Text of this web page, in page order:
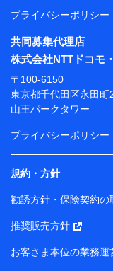
携会社の保険そ
維持管理等の委
関連する当社ま
ルグループおよ
ため
（各サービスで
トの閲覧履歴、
ータを分析して
サービス・商品
ことがあります
各種セミナーの
コンサルティン
アンケートやキ
上記に係る案内
所・代表者名】
プライバシーポリシー
共同募集代理店
株式会社NTTドコモ
〒100-6150
東京都千代田区永田町
山王パークタワー
プライバシーポリシー
規約・方針
勧誘方針・保険契約の
推奨販売方針
お客さま本位の業務運